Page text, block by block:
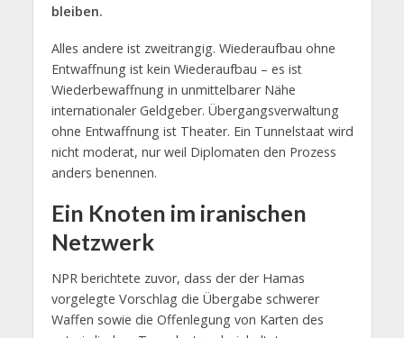
bleiben.
Alles andere ist zweitrangig. Wiederaufbau ohne
Entwaffnung ist kein Wiederaufbau – es ist
Wiederbewaffnung in unmittelbarer Nähe
internationaler Geldgeber. Übergangsverwaltung
ohne Entwaffnung ist Theater. Ein Tunnelstaat wird
nicht moderat, nur weil Diplomaten den Prozess
anders benennen.
Ein Knoten im iranischen
Netzwerk
NPR berichtete zuvor, dass der der Hamas
vorgelegte Vorschlag die Übergabe schwerer
Waffen sowie die Offenlegung von Karten des